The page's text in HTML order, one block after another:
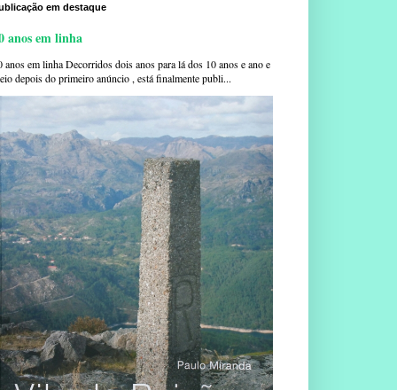
em destaque
anos em linha
anos em linha Decorridos dois anos para lá dos 10 anos e ano e
depois do primeiro anúncio , está finalmente publi...